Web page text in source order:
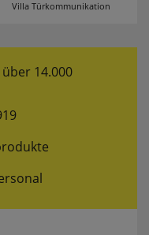
Villa Türkommunikation
14.000